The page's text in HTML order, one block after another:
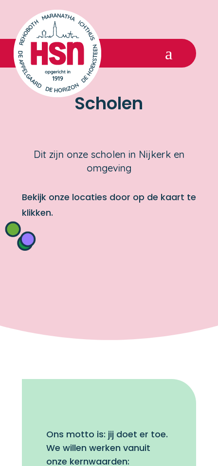
a
Scholen
Dit zijn onze scholen in Nijkerk en
omgeving
Bekijk onze locaties door op de kaart te
klikken.
Ons motto is: jij doet er toe.
We willen werken vanuit
onze kernwaarden: